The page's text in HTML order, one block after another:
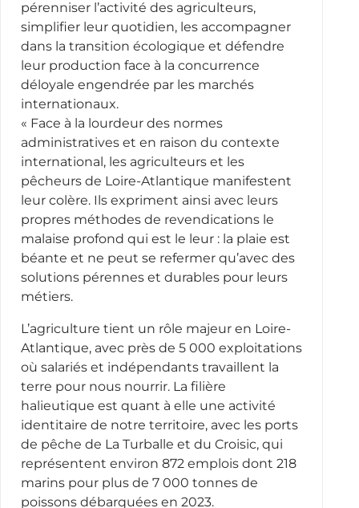
pérenniser l’activité des agriculteurs,
simplifier leur quotidien, les accompagner
dans la transition écologique et défendre
leur production face à la concurrence
déloyale engendrée par les marchés
internationaux.
« Face à la lourdeur des normes
administratives et en raison du contexte
international, les agriculteurs et les
pêcheurs de Loire-Atlantique manifestent
leur colère. Ils expriment ainsi avec leurs
propres méthodes de revendications le
malaise profond qui est le leur : la plaie est
béante et ne peut se refermer qu’avec des
solutions pérennes et durables pour leurs
métiers.
L’agriculture tient un rôle majeur en Loire-
Atlantique, avec près de 5 000 exploitations
où salariés et indépendants travaillent la
terre pour nous nourrir. La filière
halieutique est quant à elle une activité
identitaire de notre territoire, avec les ports
de pêche de La Turballe et du Croisic, qui
représentent environ 872 emplois dont 218
marins pour plus de 7 000 tonnes de
poissons débarquées en 2023.